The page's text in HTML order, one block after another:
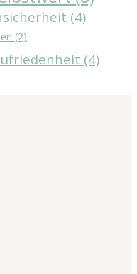
(4)
(2)
(4)